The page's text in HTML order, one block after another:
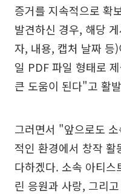
증거를 지속적으로 확
발견하신 경우, 해당
자, 내용, 캡처 날짜 등
일 PDF 파일 형태로
큰 도움이 된다"고 활
그러면서 "앞으로도
적인 환경에서 창작
다하겠다. 소속 아티스
린 응원과 사랑, 그리